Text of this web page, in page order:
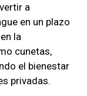
a
en un plazo
la
cunetas,
el bienestar
privadas.